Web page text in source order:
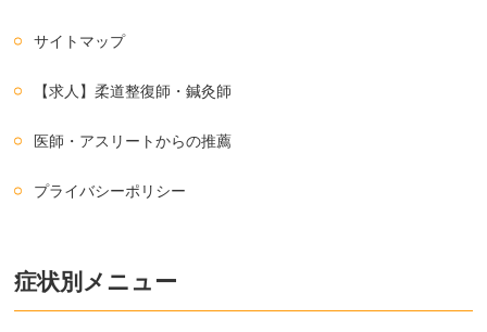
サイトマップ
【求人】柔道整復師・鍼灸師
医師・アスリートからの推薦
プライバシーポリシー
症状別メニュー